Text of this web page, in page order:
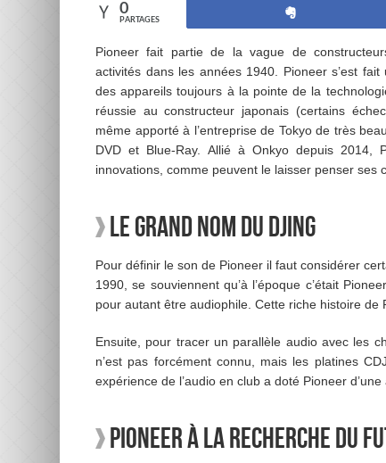
0
PARTAGES
Pioneer fait partie de la vague de
activités dans les années 1940. Pioneer s’est
des appareils toujours à la pointe de la
réussie au constructeur japonais (certains
même apporté à l’entreprise de Tokyo de très
DVD et Blue-Ray. Allié à Onkyo depuis 2014,
innovations, comme peuvent le laisser penser ses
Le grand nom du Djing
Pour définir le son de Pioneer il faut considérer
1990, se souviennent qu’à l’époque c’était
pour autant être audiophile. Cette riche histoire
Ensuite, pour tracer un parallèle audio avec les
n’est pas forcément connu, mais les platines
expérience de l’audio en club a doté Pioneer
Pioneer à la recherche du